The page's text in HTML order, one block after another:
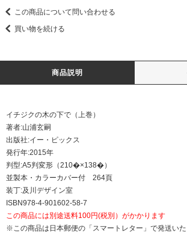
この商品について問い合わせる
買い物を続ける
商品説明
イチジクの木の下で（上巻）
著者:山浦玄嗣
出版社:イー・ピックス
発行年:2015年
判型:A5判変形（210�×138�）
並製本・カラーカバー付 264頁
装丁:及川デザイン室
ISBN978-4-901602-58-7
この商品には別途送料100円(税別）がかかります
※この商品は日本郵便の「スマートレター」で発送い